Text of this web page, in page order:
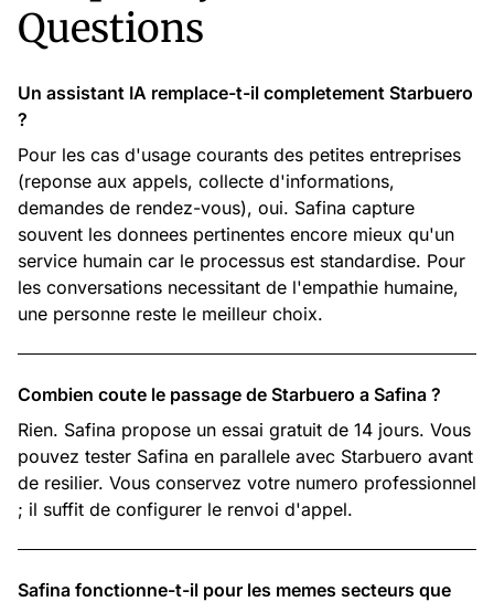
Questions
Un assistant IA remplace-t-il completement Starbuero
?
Pour les cas d'usage courants des petites entreprises
(reponse aux appels, collecte d'informations,
demandes de rendez-vous), oui. Safina capture
souvent les donnees pertinentes encore mieux qu'un
service humain car le processus est standardise. Pour
les conversations necessitant de l'empathie humaine,
une personne reste le meilleur choix.
Combien coute le passage de Starbuero a Safina ?
Rien. Safina propose un essai gratuit de 14 jours. Vous
pouvez tester Safina en parallele avec Starbuero avant
de resilier. Vous conservez votre numero professionnel
; il suffit de configurer le renvoi d'appel.
Safina fonctionne-t-il pour les memes secteurs que